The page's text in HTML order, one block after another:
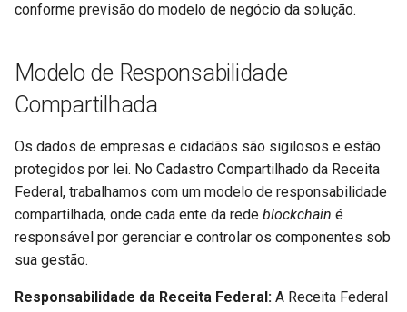
conforme previsão do modelo de negócio da solução.
Modelo de Responsabilidade
Compartilhada
Os dados de empresas e cidadãos são sigilosos e estão
protegidos por lei. No Cadastro Compartilhado da Receita
Federal, trabalhamos com um modelo de responsabilidade
compartilhada, onde cada ente da rede blockchain é
responsável por gerenciar e controlar os componentes sob
sua gestão.
Responsabilidade da Receita Federal: A Receita Federal